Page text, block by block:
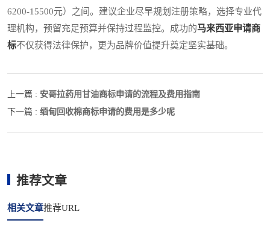
6200-15500元）之间。建议企业尽早规划注册策略，选择专业代
理机构，预留充足预算并保持过程监控。成功的马来西亚申请商
标不仅获得法律保护，更为品牌价值提升奠定坚实基础。
上一篇 : 安哥拉药用甘油商标申请的流程及费用指南
下一篇 : 缅甸回收棉商标申请的费用是多少呢
推荐文章
相关文章推荐URL